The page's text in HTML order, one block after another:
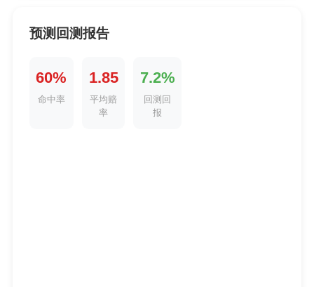
预测回测报告
60%
命中率
1.85
平均赔
率
7.2%
回测回
报